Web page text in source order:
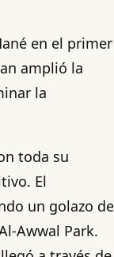
en el primer
amplió la
la
toda su
El
un golazo de
Awwal Park.